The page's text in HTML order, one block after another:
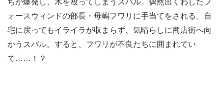
ォースウィンドの部長・母嶋フワリに手当てをされる。自
宅に戻ってもイライラが収まらず、気晴らしに商店街へ向
かうスバル。すると、フワリが不良たちに囲まれてい
て……！？